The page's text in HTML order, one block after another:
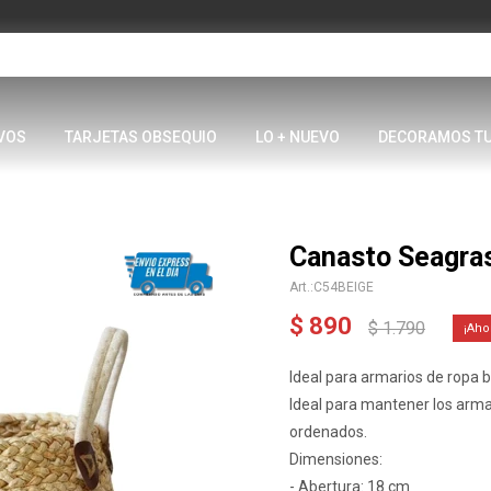
TARJETAS OBSEQUIO LO + NUEVO DECORAMOS
Canasto
C54BEIGE
$ 890 $ 1.790
Ideal para armarios de ropa
Ideal para mantener los
ordenados.
Dimensiones:
- Abertura: 18 cm